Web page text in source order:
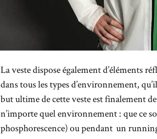
La veste dispose également d’éléments
dans tous les types d’environnement,
but ultime de cette veste est finalement
n’importe quel environnement : que ce
phosphorescence) ou pendant un